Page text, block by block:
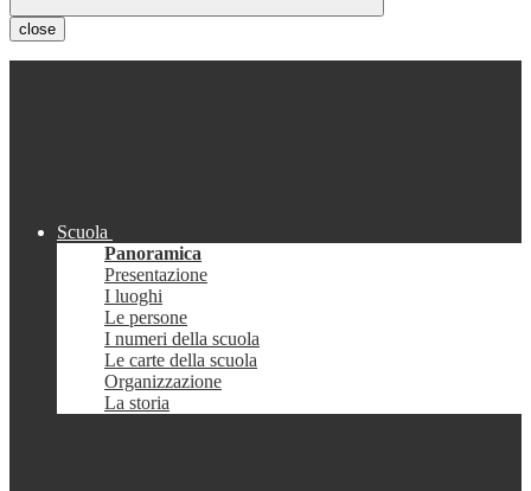
close
Scuola
Panoramica
Presentazione
I luoghi
Le persone
I numeri della scuola
Le carte della scuola
Organizzazione
La storia